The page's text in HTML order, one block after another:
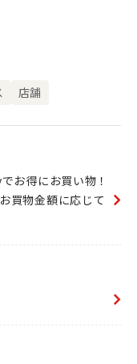
店舗
お得にお買い物！
買物金額に応じて